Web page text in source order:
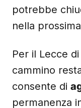
potrebbe
nella
Per il Lecce di
cammino
consente di
permanenza